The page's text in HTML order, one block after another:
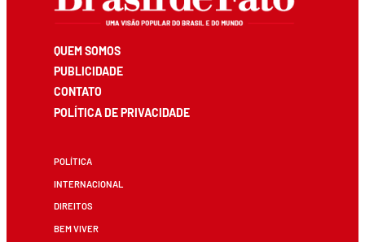
QUEM SOMOS
PUBLICIDADE
CONTATO
POLÍTICA DE PRIVACIDADE
POLÍTICA
INTERNACIONAL
DIREITOS
BEM VIVER